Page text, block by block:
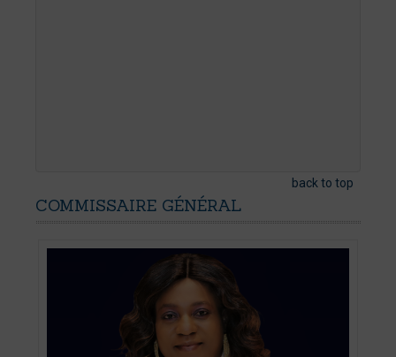
back to top
COMMISSAIRE GÉNÉRAL